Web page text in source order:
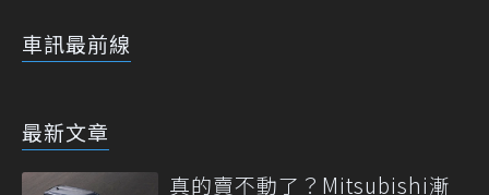
車訊最前線
最新文章
真的賣不動了？Mitsubishi漸